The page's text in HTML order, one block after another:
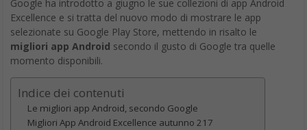
Google ha introdotto a giugno le sue collezioni di app Android
Excellence e si tratta del nuovo modo di mostrare le app
selezionate su Google Play Store, mettendo in risalto le
migliori app Android secondo il gusto di Google tra quelle
momento disponibili.
Indice dei contenuti
Le migliori app Android, secondo Google
Migliori App Android Excellence autunno 217